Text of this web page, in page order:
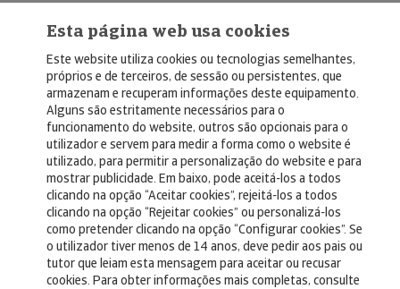
© Copyright 2026, Crédito y Caución
Aviso Legal
Política de Privacidad
RGPD
Política de Cookies
Esta página web usa cookies
Este website utiliza cookies ou tecnologias semelhantes,
próprios e de terceiros, de sessão ou persistentes, que
armazenam e recuperam informações deste equipamento.
Alguns são estritamente necessários para o
funcionamento do website, outros são opcionais para o
utilizador e servem para medir a forma como o website é
utilizado, para permitir a personalização do website e para
mostrar publicidade. Em baixo, pode aceitá-los a todos
clicando na opção “Aceitar cookies”, rejeitá-los a todos
clicando na opção “Rejeitar cookies” ou personalizá-los
como pretender clicando na opção “Configurar cookies”. Se
o utilizador tiver menos de 14 anos, deve pedir aos pais ou
tutor que leiam esta mensagem para aceitar ou recusar
cookies. Para obter informações mais completas, consulte